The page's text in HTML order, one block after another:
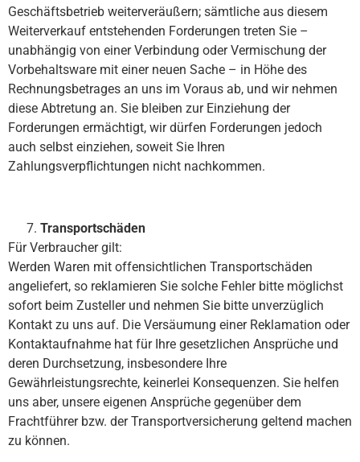
Geschäftsbetrieb weiterveräußern; sämtliche aus diesem
Weiterverkauf entstehenden Forderungen treten Sie –
unabhängig von einer Verbindung oder Vermischung der
Vorbehaltsware mit einer neuen Sache – in Höhe des
Rechnungsbetrages an uns im Voraus ab, und wir nehmen
diese Abtretung an. Sie bleiben zur Einziehung der
Forderungen ermächtigt, wir dürfen Forderungen jedoch
auch selbst einziehen, soweit Sie Ihren
Zahlungsverpflichtungen nicht nachkommen.
Transportschäden
Für Verbraucher gilt:
Werden Waren mit offensichtlichen Transportschäden
angeliefert, so reklamieren Sie solche Fehler bitte möglichst
sofort beim Zusteller und nehmen Sie bitte unverzüglich
Kontakt zu uns auf. Die Versäumung einer Reklamation oder
Kontaktaufnahme hat für Ihre gesetzlichen Ansprüche und
deren Durchsetzung, insbesondere Ihre
Gewährleistungsrechte, keinerlei Konsequenzen. Sie helfen
uns aber, unsere eigenen Ansprüche gegenüber dem
Frachtführer bzw. der Transportversicherung geltend machen
zu können.